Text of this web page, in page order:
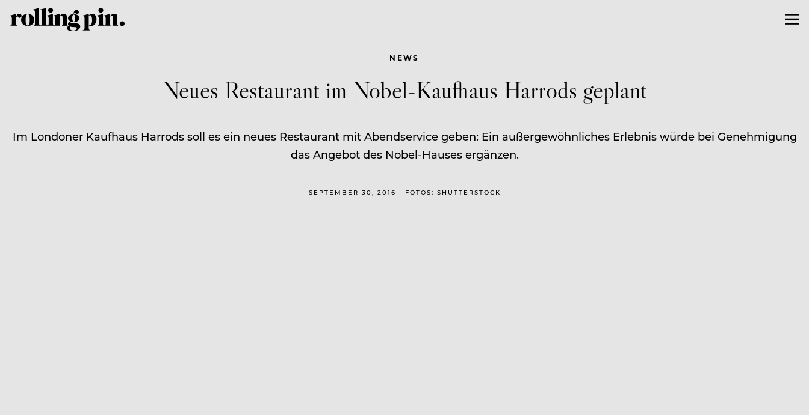
NEWS
Neues Restaurant im Nobel-Kaufhaus Harrods geplant
Im Londoner Kaufhaus Harrods soll es ein neues Restaurant mit Abendservice geben: Ein außergewöhnliches Erlebnis würde bei Genehmigung
das Angebot des Nobel-Hauses ergänzen.
SEPTEMBER 30, 2016 | FOTOS: SHUTTERSTOCK